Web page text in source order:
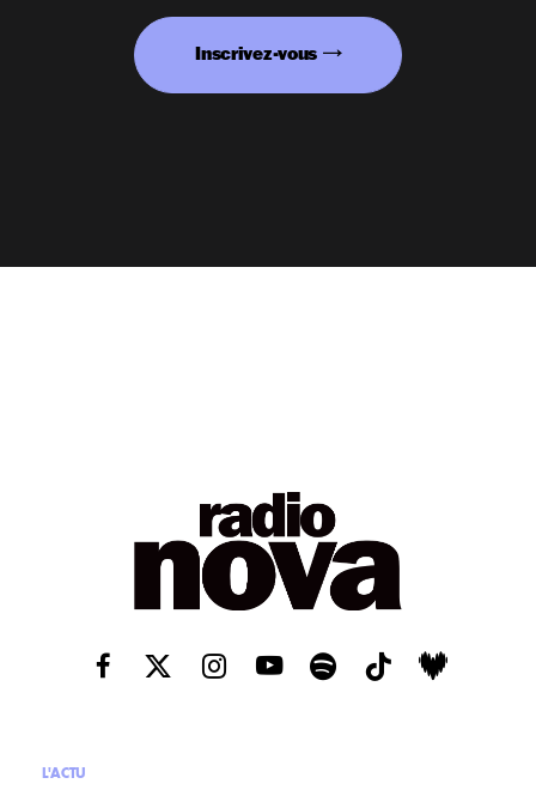
Inscrivez-vous
L'ACTU